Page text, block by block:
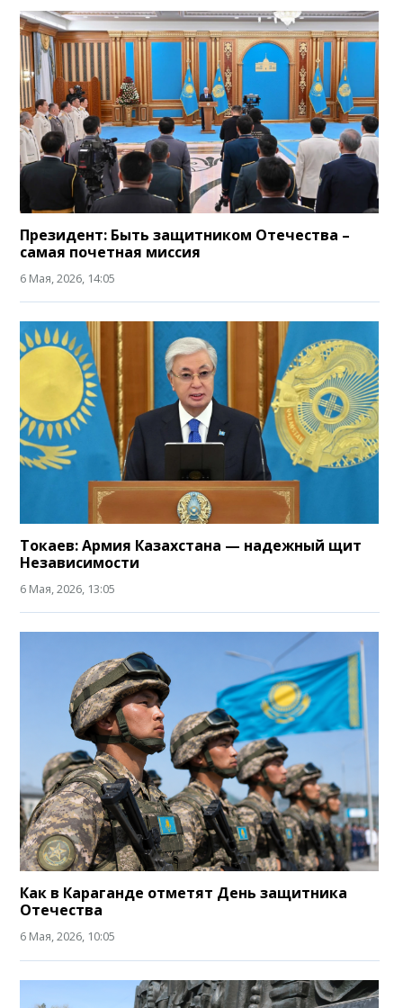
Президент: Быть защитником Отечества –
самая почетная миссия
6 Мая, 2026, 14:05
Токаев: Армия Казахстана — надежный щит
Независимости
6 Мая, 2026, 13:05
Как в Караганде отметят День защитника
Отечества
6 Мая, 2026, 10:05